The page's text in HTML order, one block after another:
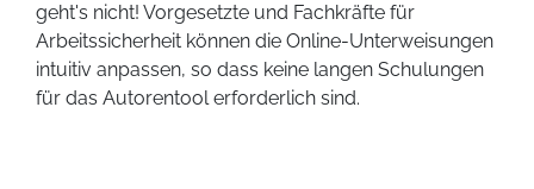
geht's nicht! Vorgesetzte und Fachkräfte für
Arbeitssicherheit können die Online-Unterweisungen
intuitiv anpassen, so dass keine langen Schulungen
für das Autorentool erforderlich sind.